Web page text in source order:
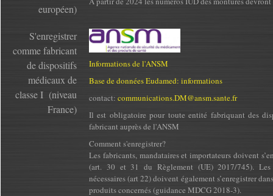
européen)
S'enregistrer
comme fabricant
de dispositifs
médicaux de
classe I (niveau
France)
Informations de l'ANSM
Base de données Eudamed: informations
contact: communications.DM@ansm.sante.fr
Il est obligatoire pour toute entité fabriquant des
fabricant auprès de l'ANSM
Comment s'enregistrer?
Les fabricants, mandataires et importateurs doivent
(art. 30 et 31 du Règlement (UE) 2017/745). Les
nécessaires (art 22) doivent également s’enregistrer
produits concernés (guidance MDCG 2018-3).